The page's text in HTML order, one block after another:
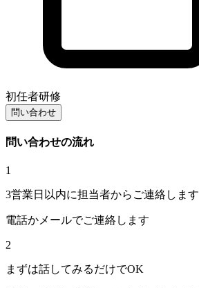
初任者研修
問い合わせ
問い合わせの流れ
1
3営業日以内に担当者からご連絡します
電話かメールでご連絡します
2
まずは話してみるだけでOK